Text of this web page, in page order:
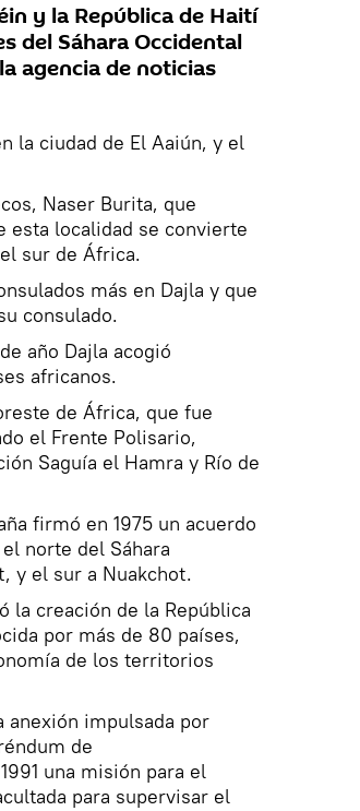
y la República de Haití
del Sáhara Occidental
agencia de noticias
la ciudad de El Aaiún, y el
Naser Burita, que
esta localidad se convierte
sur de África.
más en Dajla y que
consulado.
año Dajla acogió
africanos.
de África, que fue
el Frente Polisario,
Saguía el Hamra y Río de
firmó en 1975 un acuerdo
norte del Sáhara
y el sur a Nuakchot.
la creación de la República
por más de 80 países,
de los territorios
anexión impulsada por
de
una misión para el
para supervisar el